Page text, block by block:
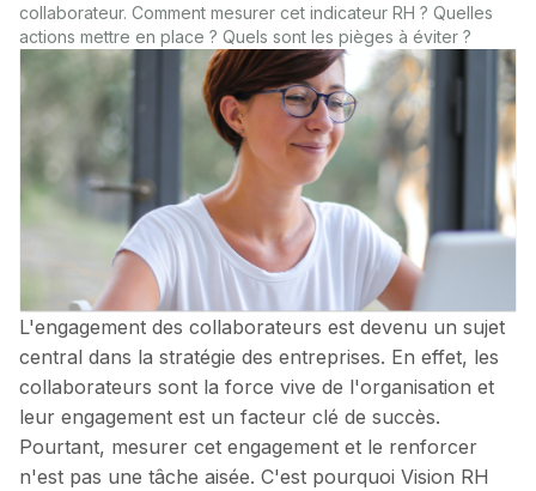
collaborateur. Comment mesurer cet indicateur RH ? Quelles
actions mettre en place ? Quels sont les pièges à éviter ?
L'engagement des collaborateurs est devenu un sujet
central dans la stratégie des entreprises. En effet, les
collaborateurs sont la force vive de l'organisation et
leur engagement est un facteur clé de succès.
Pourtant, mesurer cet engagement et le renforcer
n'est pas une tâche aisée. C'est pourquoi Vision RH